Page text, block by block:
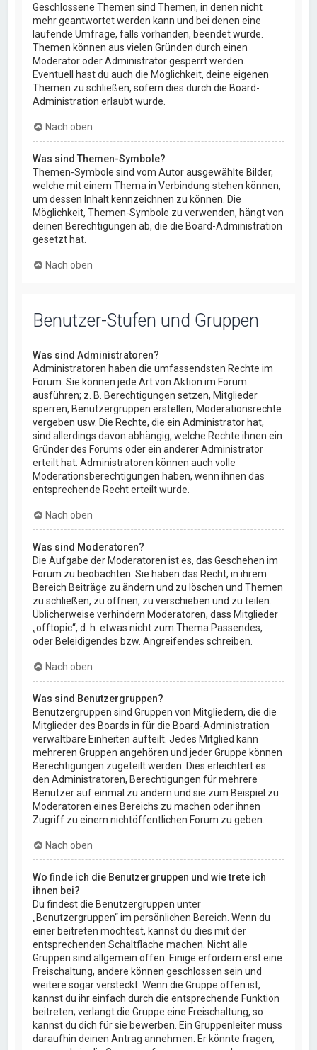
Geschlossene Themen sind Themen, in denen nicht
mehr geantwortet werden kann und bei denen eine
laufende Umfrage, falls vorhanden, beendet wurde.
Themen können aus vielen Gründen durch einen
Moderator oder Administrator gesperrt werden.
Eventuell hast du auch die Möglichkeit, deine eigenen
Themen zu schließen, sofern dies durch die Board-
Administration erlaubt wurde.
Nach oben
Was sind Themen-Symbole?
Themen-Symbole sind vom Autor ausgewählte Bilder,
welche mit einem Thema in Verbindung stehen können,
um dessen Inhalt kennzeichnen zu können. Die
Möglichkeit, Themen-Symbole zu verwenden, hängt von
deinen Berechtigungen ab, die die Board-Administration
gesetzt hat.
Nach oben
Benutzer-Stufen und Gruppen
Was sind Administratoren?
Administratoren haben die umfassendsten Rechte im
Forum. Sie können jede Art von Aktion im Forum
ausführen; z. B. Berechtigungen setzen, Mitglieder
sperren, Benutzergruppen erstellen, Moderationsrechte
vergeben usw. Die Rechte, die ein Administrator hat,
sind allerdings davon abhängig, welche Rechte ihnen ein
Gründer des Forums oder ein anderer Administrator
erteilt hat. Administratoren können auch volle
Moderationsberechtigungen haben, wenn ihnen das
entsprechende Recht erteilt wurde.
Nach oben
Was sind Moderatoren?
Die Aufgabe der Moderatoren ist es, das Geschehen im
Forum zu beobachten. Sie haben das Recht, in ihrem
Bereich Beiträge zu ändern und zu löschen und Themen
zu schließen, zu öffnen, zu verschieben und zu teilen.
Üblicherweise verhindern Moderatoren, dass Mitglieder
„offtopic“, d. h. etwas nicht zum Thema Passendes,
oder Beleidigendes bzw. Angreifendes schreiben.
Nach oben
Was sind Benutzergruppen?
Benutzergruppen sind Gruppen von Mitgliedern, die die
Mitglieder des Boards in für die Board-Administration
verwaltbare Einheiten aufteilt. Jedes Mitglied kann
mehreren Gruppen angehören und jeder Gruppe können
Berechtigungen zugeteilt werden. Dies erleichtert es
den Administratoren, Berechtigungen für mehrere
Benutzer auf einmal zu ändern und sie zum Beispiel zu
Moderatoren eines Bereichs zu machen oder ihnen
Zugriff zu einem nichtöffentlichen Forum zu geben.
Nach oben
Wo finde ich die Benutzergruppen und wie trete ich
ihnen bei?
Du findest die Benutzergruppen unter
„Benutzergruppen“ im persönlichen Bereich. Wenn du
einer beitreten möchtest, kannst du dies mit der
entsprechenden Schaltfläche machen. Nicht alle
Gruppen sind allgemein offen. Einige erfordern erst eine
Freischaltung, andere können geschlossen sein und
weitere sogar versteckt. Wenn die Gruppe offen ist,
kannst du ihr einfach durch die entsprechende Funktion
beitreten; verlangt die Gruppe eine Freischaltung, so
kannst du dich für sie bewerben. Ein Gruppenleiter muss
daraufhin deinen Antrag annehmen. Er könnte fragen,